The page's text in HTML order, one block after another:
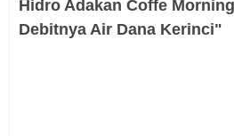
Hidro Adakan Coffe
Debitnya Air Dana Kerinci"